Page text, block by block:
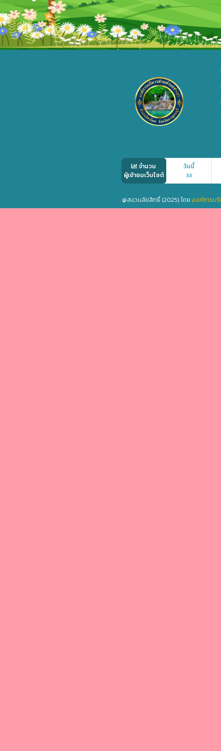
จำนวน
ผู้เข้าชมเว็บไซต์
วันนี้
33
@สงวนลิขสิทธิ์ (2025) โดย องค์การบ